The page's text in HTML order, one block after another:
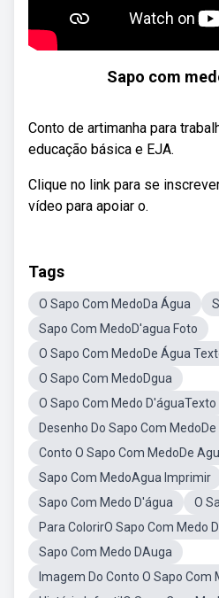
Sapo com
Conto de artimanha para
educação básica e EJA.
Clique no link para se
vídeo para apoiar o.
Tags
O Sapo Com MedoDa Água
Sapo Com MedoD'agua Foto
O Sapo Com MedoDe Água
O Sapo Com MedoDgua
O Sapo Com Medo D'águaTexto
Desenho Do Sapo Com
Conto O Sapo Com MedoDe
Sapo Com MedoAgua Imprimir
Sapo Com Medo D'água
O
Para ColorirO Sapo Com Medo
Sapo Com Medo DAuga
Imagem Do Conto O Sapo Com